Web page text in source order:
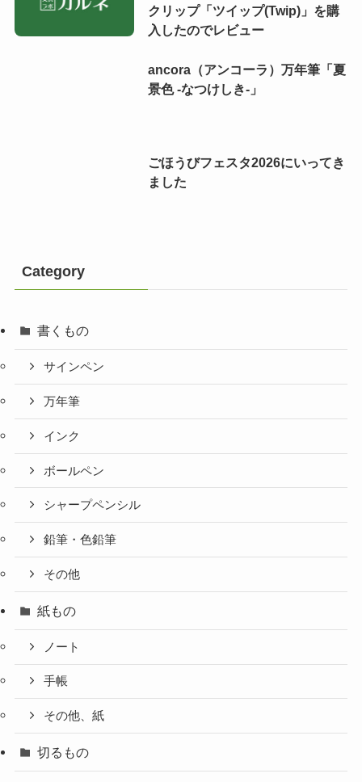
クリップ「ツイップ(Twip)」を購
入したのでレビュー
ancora（アンコーラ）万年筆「夏
景色 -なつけしき-」
ごほうびフェスタ2026にいってき
ました
Category
書くもの
サインペン
万年筆
インク
ボールペン
シャープペンシル
鉛筆・色鉛筆
その他
紙もの
ノート
手帳
その他、紙
切るもの